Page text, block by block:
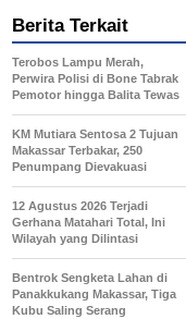
Berita Terkait
Terobos Lampu Merah,
Perwira Polisi di Bone Tabrak
Pemotor hingga Balita Tewas
KM Mutiara Sentosa 2 Tujuan
Makassar Terbakar, 250
Penumpang Dievakuasi
12 Agustus 2026 Terjadi
Gerhana Matahari Total, Ini
Wilayah yang Dilintasi
Bentrok Sengketa Lahan di
Panakkukang Makassar, Tiga
Kubu Saling Serang